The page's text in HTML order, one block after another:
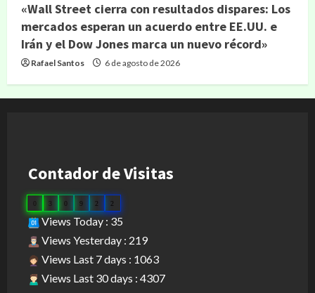
«Wall Street cierra con resultados dispares: Los
mercados esperan un acuerdo entre EE.UU. e
Irán y el Dow Jones marca un nuevo récord»
Rafael Santos 6 de agosto de 2026
Contador de Visitas
3 0 9 2 2
Views Today : 35
Views Yesterday : 219
Views Last 7 days : 1063
Views Last 30 days : 4307